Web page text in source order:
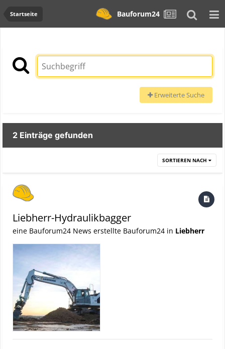
Startseite Bauforum24
Erweiterte Suche
2 Einträge gefunden
SORTIEREN NACH
Liebherr-Hydraulikbagger
eine Bauforum24 News erstellte Bauforum24 in Liebherr